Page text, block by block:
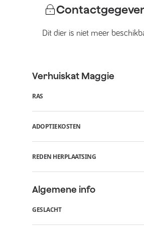
Dit dier is niet meer
Verhuiskat Maggie
RAS
ADOPTIEKOSTEN
REDEN HERPLAATSING
Algemene info
GESLACHT